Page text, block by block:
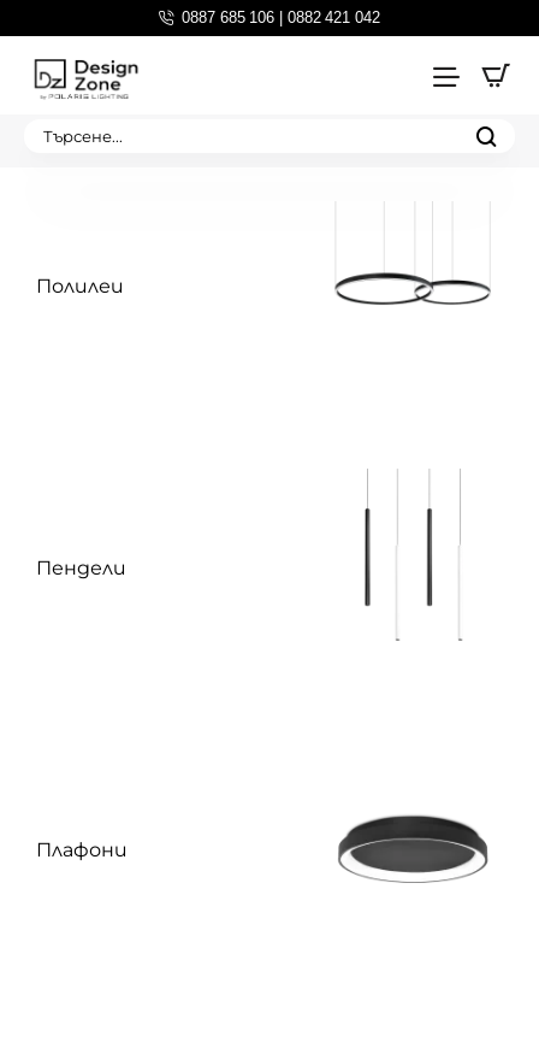
0887 685 106 | 0882 421 042
Търсене...
Полилеи
Пендели
Плафони